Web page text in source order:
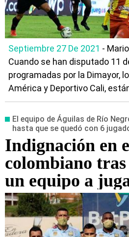
Septiembre 27 De 2021 -
Cuando se han disputado 11
programadas por la Dimayor,
América y Deportivo Cali,
El equipo de Águilas de Río
hasta que se quedó con 6
Indignación en
colombiano
un equipo a
futbolistas